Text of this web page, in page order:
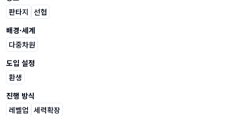
판타지 선협
배경·세계
다중차원
도입 설정
환생
진행 방식
레벨업 세력확장